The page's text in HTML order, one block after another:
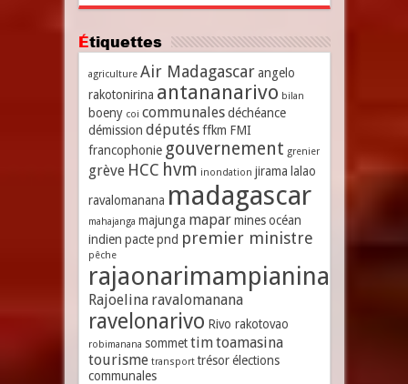
Étiquettes
agriculture Air Madagascar angelo
rakotonirina antananarivo bilan
boeny coi communales déchéance
démission députés ffkm FMI
francophonie gouvernement grenier
grève HCC hvm inondation jirama lalao
ravalomanana madagascar
mahajanga majunga mapar mines océan
indien pacte pnd premier ministre
pêche
rajaonarimampianina
Rajoelina ravalomanana
ravelonarivo Rivo rakotovao
robimanana sommet timtoamasina
tourisme transport trésor élections
communales